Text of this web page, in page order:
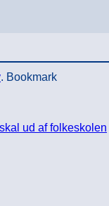
. Bookmark
ud af folkeskolen